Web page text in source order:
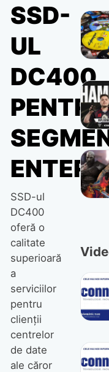
SSD-
UL
DC400
PENTRU
SSD-ul
DC400
oferă o
calitate
superioară
a
serviciilor
pentru
clienții
centrelor
de date
ale căror